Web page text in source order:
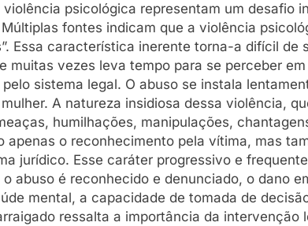
psicológica representam um desafio
fontes indicam que a violência
Essa característica inerente torna-a difícil de
muitas vezes leva tempo para se perceber em
sistema legal. O abuso se instala
A natureza insidiosa dessa violência,
humilhações, manipulações,
o reconhecimento pela vítima, mas
jurídico. Esse caráter progressivo e
abuso é reconhecido e denunciado, o dano
mental, a capacidade de tomada de
ressalta a importância da intervenção